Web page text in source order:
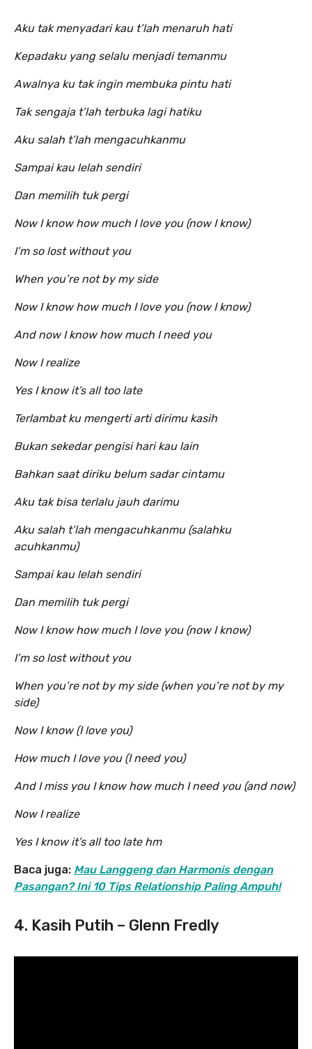
Aku tak menyadari kau t’lah menaruh hati
Kepadaku yang selalu menjadi temanmu
Awalnya ku tak ingin membuka pintu hati
Tak sengaja t’lah terbuka lagi hatiku
Aku salah t’lah mengacuhkanmu
Sampai kau lelah sendiri
Dan memilih tuk pergi
Now I know how much I love you (now I know)
I’m so lost without you
When you’re not by my side
Now I know how much I love you (now I know)
And now I know how much I need you
Now I realize
Yes I know it’s all too late
Terlambat ku mengerti arti dirimu kasih
Bukan sekedar pengisi hari kau lain
Bahkan saat diriku belum sadar cintamu
Aku tak bisa terlalu jauh darimu
Aku salah t’lah mengacuhkanmu (salahku
acuhkanmu)
Sampai kau lelah sendiri
Dan memilih tuk pergi
Now I know how much I love you (now I know)
I’m so lost without you
When you’re not by my side (when you’re not by my
side)
Now I know (I love you)
How much I love you (I need you)
And I miss you I know how much I need you (and now)
Now I realize
Yes I know it’s all too late hm
Baca juga: Mau Langgeng dan Harmonis dengan
Pasangan? Ini 10 Tips Relationship Paling Ampuh!
4. Kasih Putih – Glenn Fredly